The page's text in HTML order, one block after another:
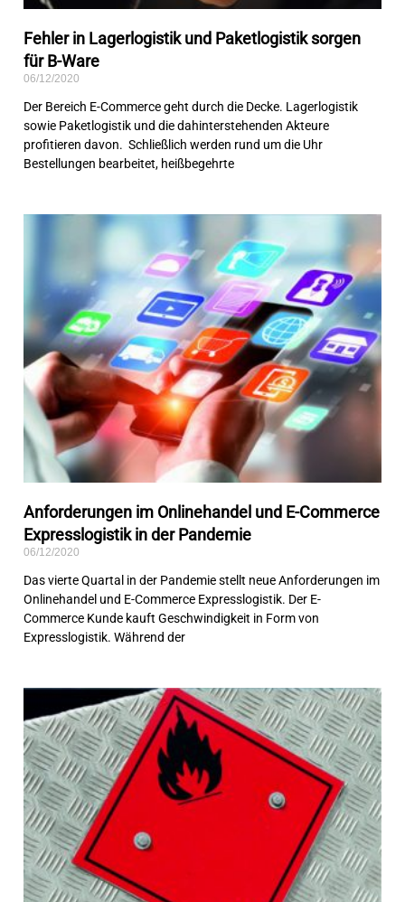
Fehler in Lagerlogistik und Paketlogistik sorgen
für B-Ware
06/12/2020
Der Bereich E-Commerce geht durch die Decke. Lagerlogistik
sowie Paketlogistik und die dahinterstehenden Akteure
profitieren davon. Schließlich werden rund um die Uhr
Bestellungen bearbeitet, heißbegehrte
Anforderungen im Onlinehandel und E-Commerce
Expresslogistik in der Pandemie
06/12/2020
Das vierte Quartal in der Pandemie stellt neue Anforderungen im
Onlinehandel und E-Commerce Expresslogistik. Der E-
Commerce Kunde kauft Geschwindigkeit in Form von
Expresslogistik. Während der